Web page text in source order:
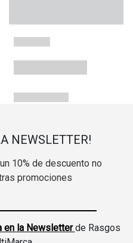
NEWSLETTER!
10% de descuento no
promociones
en la Newsletterde Rasgos